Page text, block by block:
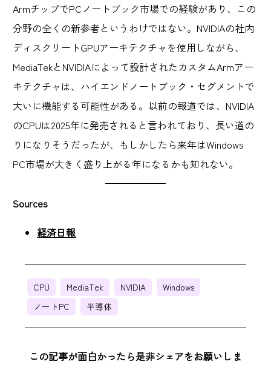
ArmチップでPCノートブック市場での経験があり、この
分野の全くの新参者というわけではない。NVIDIAの社内
ディスクリートGPUアーキテクチャを使用しながら、
MediaTekとNVIDIAによって設計されたカスタムArmアー
キテクチャは、ハイエンドノートブック・セグメントで
大いに機能する可能性がある。以前の報道では、NVIDIA
のCPUは2025年に発売されると言われており、長い道の
りになりそうだったが、もしかしたら来年はWindows
PC市場が大きく盛り上がる年になるかも知れない。
Sources
経済日報
CPU MediaTek NVIDIA
Windows
ノートPC
半導体
この記事が面白かったら是非シェアをお願いしま